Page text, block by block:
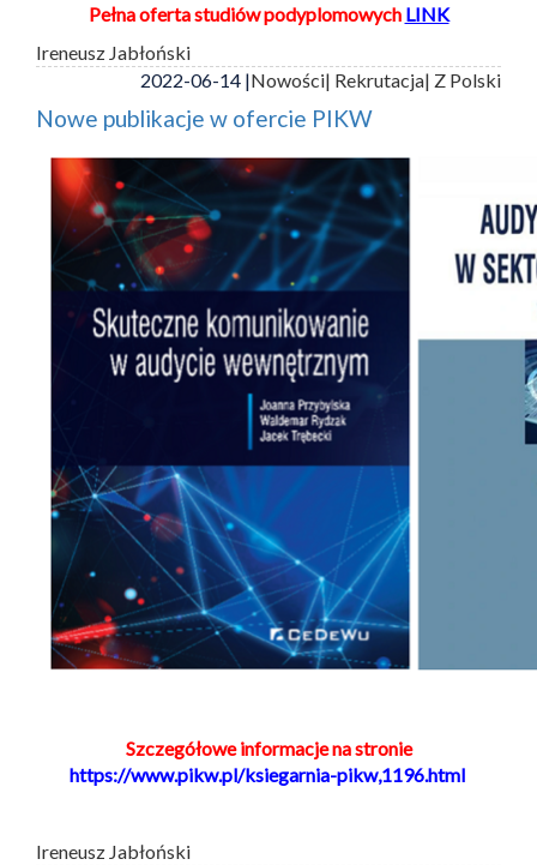
Pełna oferta studiów podyplomowych LINK
Ireneusz Jabłoński
2022-06-14 |Nowości| Rekrutacja| Z Polski
Nowe publikacje w ofercie PIKW
Szczegółowe informacje na stronie
https://www.pikw.pl/ksiegarnia-pikw,1196.html
Ireneusz Jabłoński